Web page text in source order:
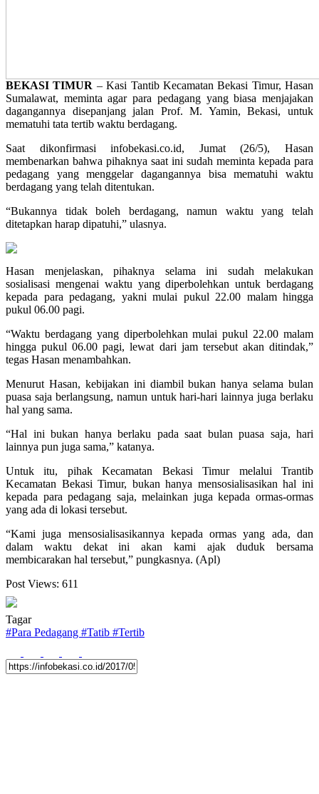
BEKASI TIMUR – Kasi Tantib Kecamatan Bekasi Timur, Hasan
Sumalawat, meminta agar para pedagang yang biasa menjajakan
dagangannya disepanjang jalan Prof. M. Yamin, Bekasi, untuk
mematuhi tata tertib waktu berdagang.
Saat dikonfirmasi infobekasi.co.id, Jumat (26/5), Hasan
membenarkan bahwa pihaknya saat ini sudah meminta kepada para
pedagang yang menggelar dagangannya bisa mematuhi waktu
berdagang yang telah ditentukan.
“Bukannya tidak boleh berdagang, namun waktu yang telah
ditetapkan harap dipatuhi,” ulasnya.
Hasan menjelaskan, pihaknya selama ini sudah melakukan
sosialisasi mengenai waktu yang diperbolehkan untuk berdagang
kepada para pedagang, yakni mulai pukul 22.00 malam hingga
pukul 06.00 pagi.
“Waktu berdagang yang diperbolehkan mulai pukul 22.00 malam
hingga pukul 06.00 pagi, lewat dari jam tersebut akan ditindak,”
tegas Hasan menambahkan.
Menurut Hasan, kebijakan ini diambil bukan hanya selama bulan
puasa saja berlangsung, namun untuk hari-hari lainnya juga berlaku
hal yang sama.
“Hal ini bukan hanya berlaku pada saat bulan puasa saja, hari
lainnya pun juga sama,” katanya.
Untuk itu, pihak Kecamatan Bekasi Timur melalui Trantib
Kecamatan Bekasi Timur, bukan hanya mensosialisasikan hal ini
kepada para pedagang saja, melainkan juga kepada ormas-ormas
yang ada di lokasi tersebut.
“Kami juga mensosialisasikannya kepada ormas yang ada, dan
dalam waktu dekat ini akan kami ajak duduk bersama
membicarakan hal tersebut,” pungkasnya. (Apl)
Post Views: 611
Tagar
#Para Pedagang #Tatib #Tertib